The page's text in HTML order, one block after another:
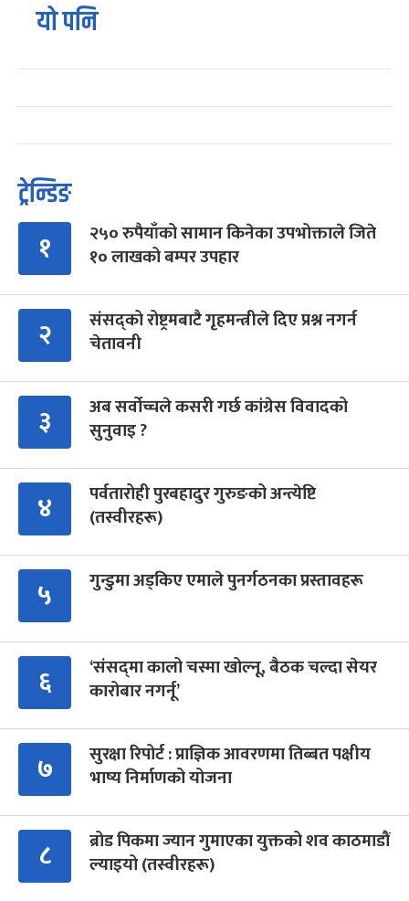
यो पनि
ट्रेन्डिङ
१
२५० रुपैयाँको सामान किनेका उपभोक्ताले जिते
१० लाखको बम्पर उपहार
२
संसद्को रोष्ट्रमबाटै गृहमन्त्रीले दिए प्रश्न नगर्न
चेतावनी
३
अब सर्वोच्चले कसरी गर्छ कांग्रेस विवादको
सुनुवाइ ?
४
पर्वतारोही पुरबहादुर गुरुङको अन्त्येष्टि
(तस्वीरहरू)
५ गुन्डुमा अड्किए एमाले पुनर्गठनका प्रस्तावहरू
६
‘संसद्‍मा कालो चस्मा खोल्नू, बैठक चल्दा सेयर
कारोबार नगर्नू’
७
सुरक्षा रिपोर्ट : प्राज्ञिक आवरणमा तिब्बत पक्षीय
भाष्य निर्माणको योजना
८
ब्रोड पिकमा ज्यान गुमाएका युक्तको शव काठमाडौं
ल्याइयो (तस्वीरहरू)